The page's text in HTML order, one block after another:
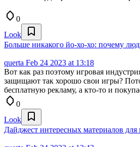
0
Look
Больше никакого йо-хо-хо: почему
querta Feb 24 2023 at 13:18
Вот как раз поэтому игровая
защищают так хорошо свои игры?
бесплатную рекламу, а кто-то и
0
Look
Дайджест интересных материалов